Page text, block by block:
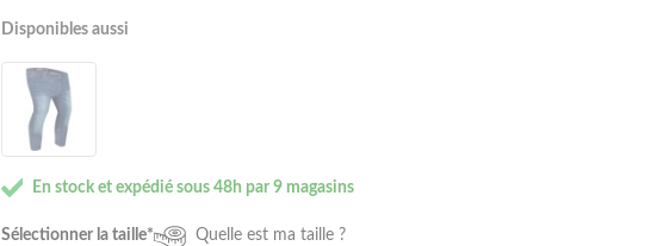
Disponibles aussi
En stock et expédié sous 48h par 9 magasins
Sélectionner la taille* Quelle est ma taille ?